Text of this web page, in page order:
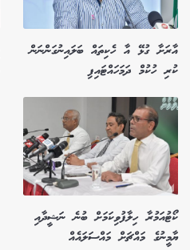
އާރަށާ ގުޅޭ އާ ހެކިތައް ބަލައިނުގަންނަން
ކުރި ހުކުމް ދަމަހައްޓައިފި
ކޯޓުއަމުރާ ހިލާފުވިކަމަށް ބުނެ ނަޝީދާއި
ޔާމީނުގެ މައްޗަށް މައްސަލައެއް